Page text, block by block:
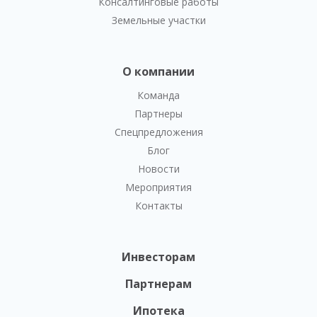
Земельные участки
О компании
Команда
Партнеры
Спецпредложения
Блог
Новости
Мероприятия
Контакты
Инвесторам
Партнерам
Ипотека